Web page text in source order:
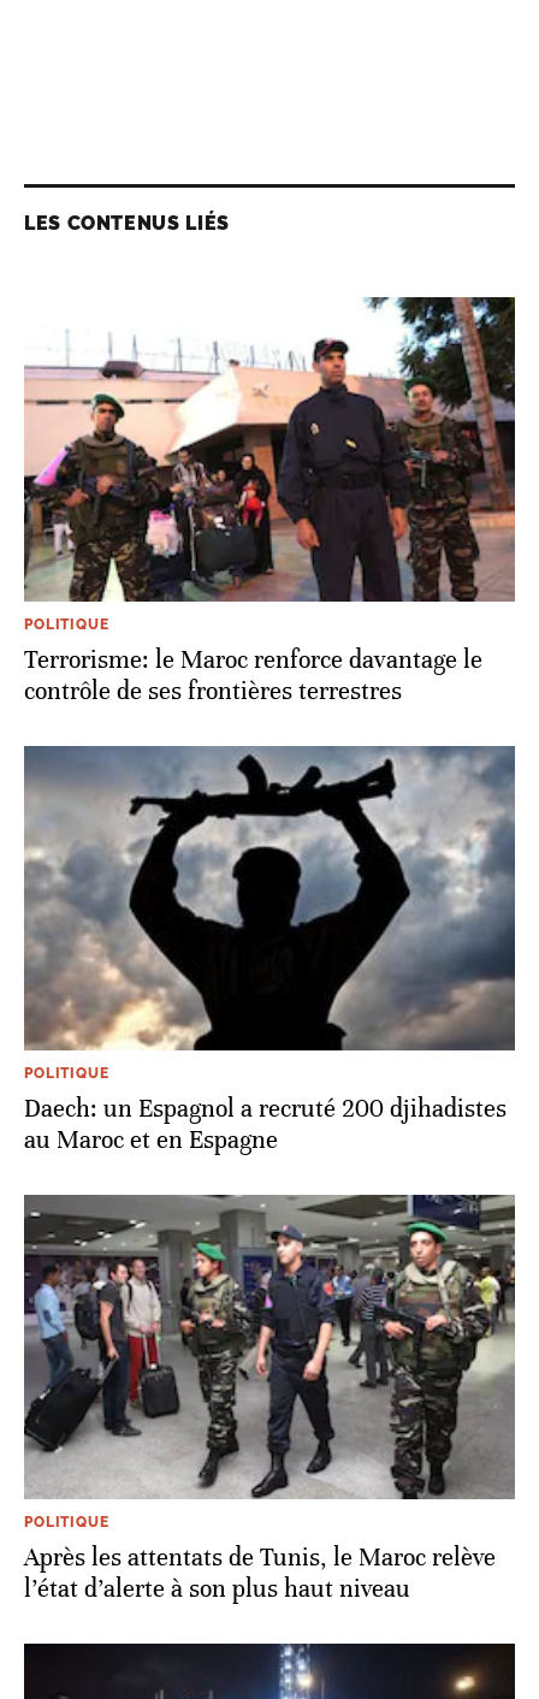
LES CONTENUS LIÉS
POLITIQUE
Terrorisme: le Maroc renforce davantage le
contrôle de ses frontières terrestres
POLITIQUE
Daech: un Espagnol a recruté 200 djihadistes
au Maroc et en Espagne
POLITIQUE
Après les attentats de Tunis, le Maroc relève
l’état d’alerte à son plus haut niveau